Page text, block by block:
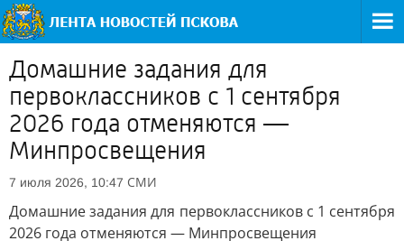
Домашние задания для
первоклассников с 1 сентября
2026 года отменяются —
Минпросвещения
7 июля 2026, 10:47 СМИ
Домашние задания для первоклассников с 1 сентября
2026 года отменяются — Минпросвещения